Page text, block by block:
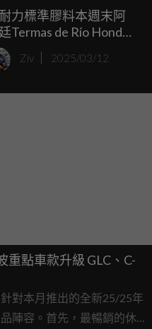
力標準膠料本週末阿
Termas de Río Hondo
車手們首次搭檔
Ziv 2025/03/12
重點車款升級 GLC、C-
對本月推出的全新25/25年
陣容。首先，最暢銷的休